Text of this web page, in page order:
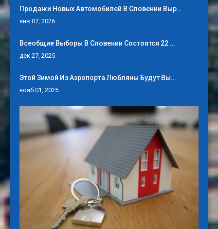
Продажи Новых Автомобилей В Словении Выр…
янв 07, 2026
Всеобщие Выборы В Словении Состоятся 22 …
дек 27, 2025
Этой Зимой Из Аэропорта Любляны Будут Вы…
нояб 01, 2025